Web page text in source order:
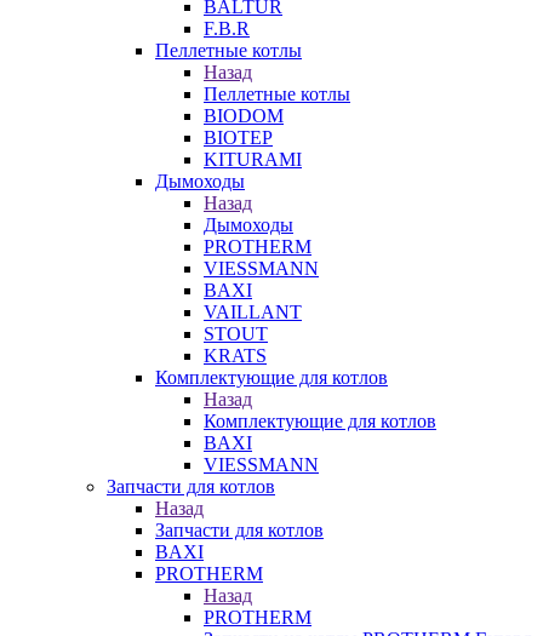
BALTUR
F.B.R
Пеллетные котлы
Назад
Пеллетные котлы
BIODOM
BIOTEP
KITURAMI
Дымоходы
Назад
Дымоходы
PROTHERM
VIESSMANN
BAXI
VAILLANT
STOUT
KRATS
Комплектующие для котлов
Назад
Комплектующие для котлов
BAXI
VIESSMANN
Запчасти для котлов
Назад
Запчасти для котлов
BAXI
PROTHERM
Назад
PROTHERM